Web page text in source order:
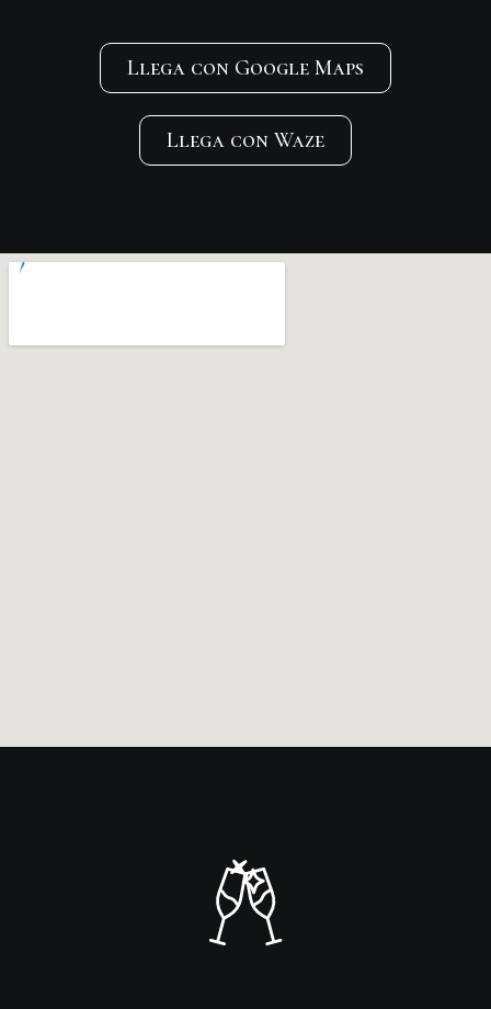
Llega con Google Maps
Llega con Waze